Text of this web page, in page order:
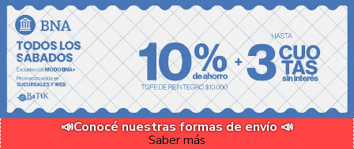
📣Conocé nuestras formas de envío 📣
Saber más